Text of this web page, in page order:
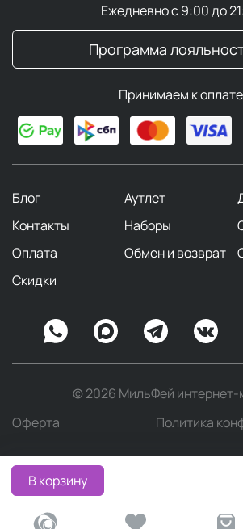
В корзину
Ежедневно с 9:00 до
Программа
Принимаем к оплате
Блог Аутлет
Контакты
Наборы
Оплата
Обмен и возврат
Скидки
© 2026 МильФей интернет-
Оферта
Политика